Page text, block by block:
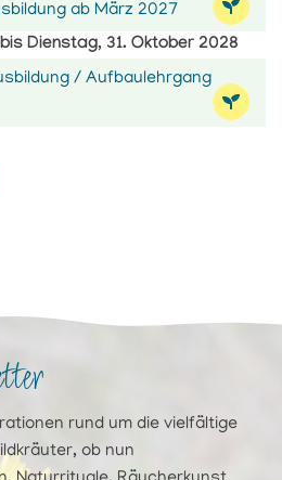
ab März 2027
Dienstag, 31. Oktober 2028
/ Aufbaulehrgang
rund um die vielfältige
ob nun